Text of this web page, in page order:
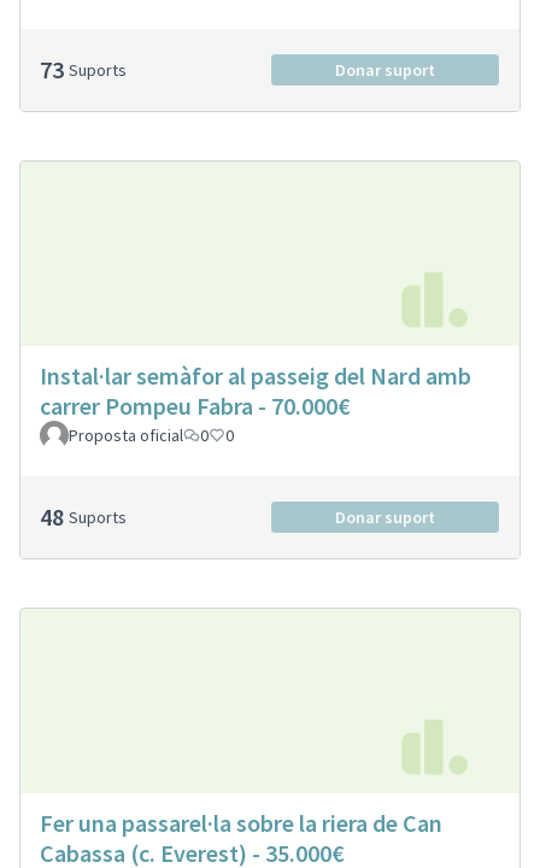
73 Suports Donar suport
Instal·lar semàfor al passeig del Nard amb
carrer Pompeu Fabra - 70.000€
Proposta oficial 0 0
48 Suports Donar suport
Fer una passarel·la sobre la riera de Can
Cabassa (c. Everest) - 35.000€